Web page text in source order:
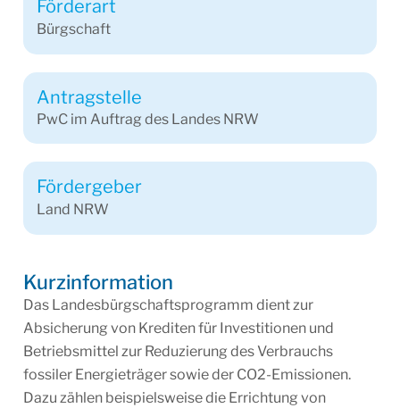
Kurzinformation
Das Landesbürgschaftsprogramm dient zur
Absicherung von Krediten für Investitionen und
Betriebsmittel zur Reduzierung des Verbrauchs
fossiler Energieträger sowie der CO2-Emissionen.
Dazu zählen beispielsweise die Errichtung von
Förderart
Bürgschaft
Antragstelle
PwC im Auftrag des Landes NRW
Fördergeber
Land NRW